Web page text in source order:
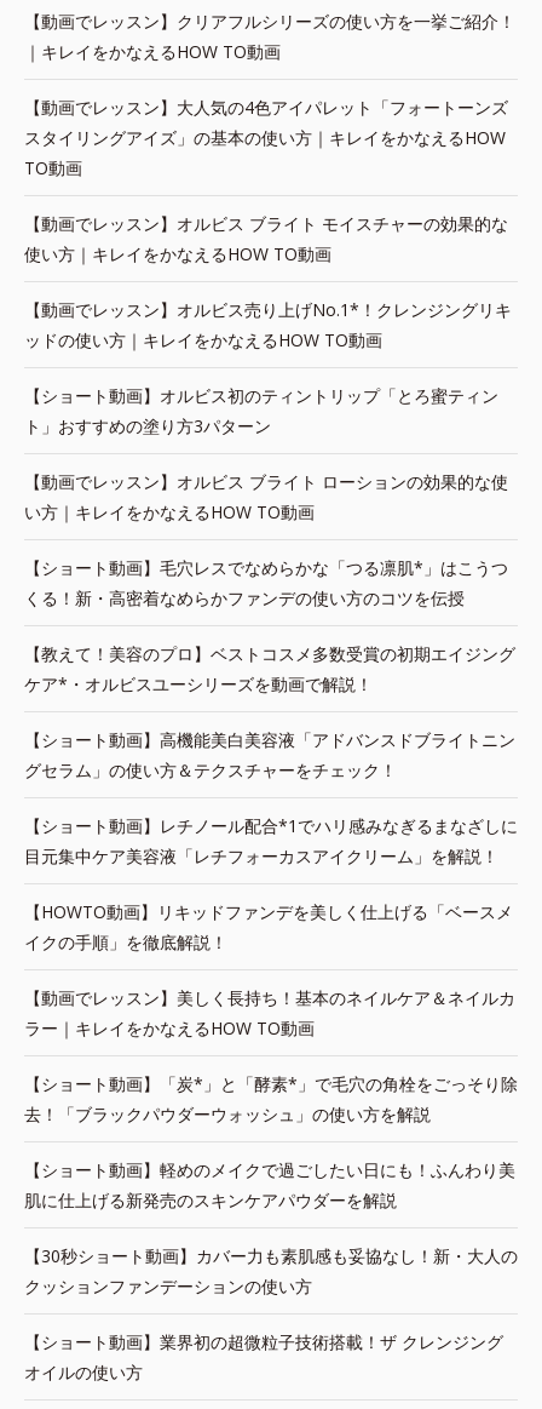
【動画でレッスン】クリアフルシリーズの使い方を一挙ご紹介！
｜キレイをかなえるHOW TO動画
【動画でレッスン】大人気の4色アイパレット「フォートーンズ
スタイリングアイズ」の基本の使い方｜キレイをかなえるHOW
TO動画
【動画でレッスン】オルビス ブライト モイスチャーの効果的な
使い方｜キレイをかなえるHOW TO動画
【動画でレッスン】オルビス売り上げNo.1*！クレンジングリキ
ッドの使い方｜キレイをかなえるHOW TO動画
【ショート動画】オルビス初のティントリップ「とろ蜜ティン
ト」おすすめの塗り方3パターン
【動画でレッスン】オルビス ブライト ローションの効果的な使
い方｜キレイをかなえるHOW TO動画
【ショート動画】毛穴レスでなめらかな「つる凛肌*」はこうつ
くる！新・高密着なめらかファンデの使い方のコツを伝授
【教えて！美容のプロ】ベストコスメ多数受賞の初期エイジング
ケア*・オルビスユーシリーズを動画で解説！
【ショート動画】高機能美白美容液「アドバンスドブライトニン
グセラム」の使い方＆テクスチャーをチェック！
【ショート動画】レチノール配合*1でハリ感みなぎるまなざしに
目元集中ケア美容液「レチフォーカスアイクリーム」を解説！
【HOWTO動画】リキッドファンデを美しく仕上げる「ベースメ
イクの手順」を徹底解説！
【動画でレッスン】美しく長持ち！基本のネイルケア＆ネイルカ
ラー｜キレイをかなえるHOW TO動画
【ショート動画】「炭*」と「酵素*」で毛穴の角栓をごっそり除
去！「ブラックパウダーウォッシュ」の使い方を解説
【ショート動画】軽めのメイクで過ごしたい日にも！ふんわり美
肌に仕上げる新発売のスキンケアパウダーを解説
【30秒ショート動画】カバー力も素肌感も妥協なし！新・大人の
クッションファンデーションの使い方
【ショート動画】業界初の超微粒子技術搭載！ザ クレンジング
オイルの使い方